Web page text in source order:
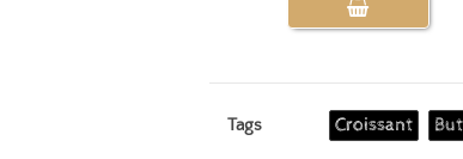
Tags Croissant